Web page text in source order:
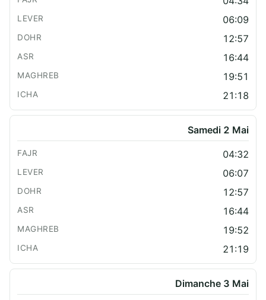
06:09
12:57
16:44
19:51
21:18
Samedi 2 Mai
04:32
06:07
12:57
16:44
19:52
21:19
Dimanche 3 Mai